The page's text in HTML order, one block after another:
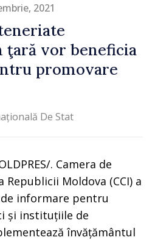
2021
ţară vor beneficia
promovare
De Stat
. Camera de
Moldova (CCI) a
informare pentru
și instituțiile de
învățământul